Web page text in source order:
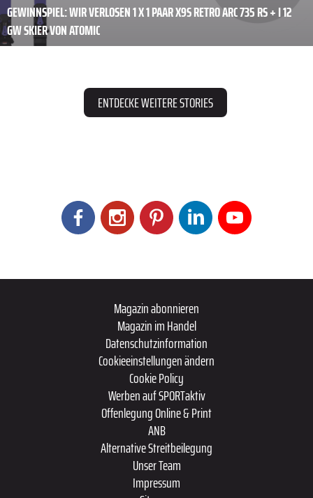
GEWINNSPIEL: WIR VERLOSEN 1 X 1 PAAR X9S RETRO ARC 735 RS + I 12
GW SKIER VON ATOMIC
ENTDECKE WEITERE STORIES
Magazin abonnieren
Magazin im Handel
Datenschutzinformation
Cookieeinstellungen ändern
Cookie Policy
Werben auf SPORTaktiv
Offenlegung Online & Print
ANB
Alternative Streitbeilegung
Unser Team
Impressum